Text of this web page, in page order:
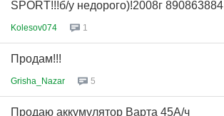
SPORT!!!б/у недорого)!2008г 890863884
Kolesov074 1
Продам!!!
Grisha_Nazar 5
Продаю аккумулятор Варта 45А/ч